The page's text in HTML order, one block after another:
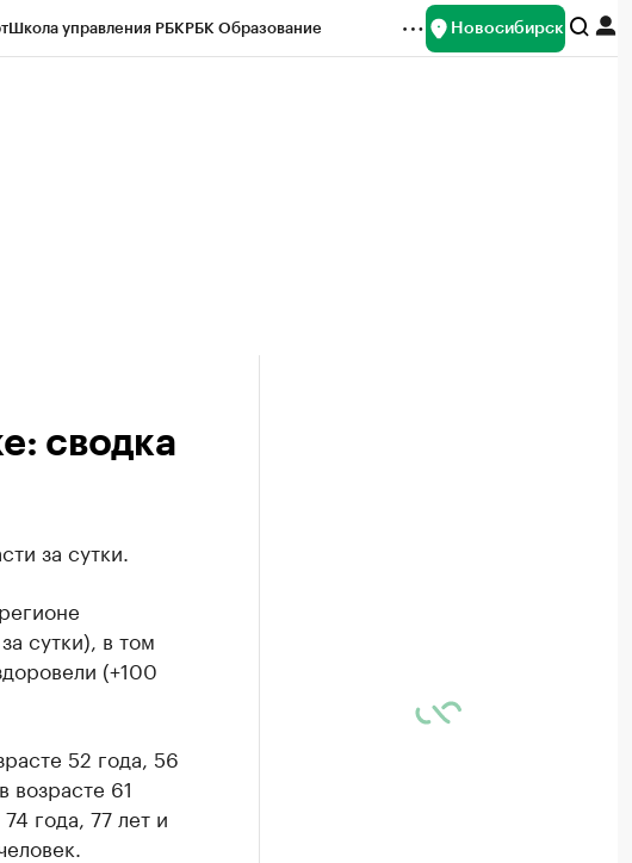
Школа управления РБКРБК Образование Новосибирск
сводка
за сутки.
сутки), в том
(+100
52 года, 56
возрасте 61
года, 77 лет и